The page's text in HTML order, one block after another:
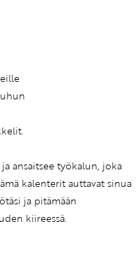
ansaitsee työkalun, joka
kalenterit auttavat sinua
ja pitämään
kiireessä.